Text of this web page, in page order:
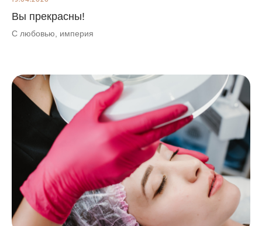
Вы прекрасны!
С любовью, империя